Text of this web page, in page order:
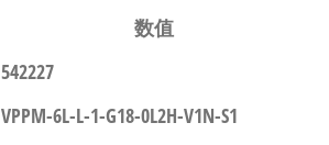
数值
542227
VPPM-6L-L-1-G18-0L2H-V1N-S1